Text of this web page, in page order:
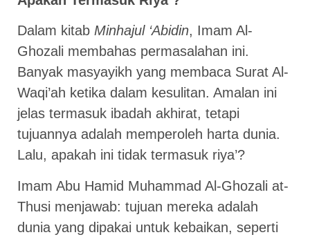
Dalam kitab Minhajul ‘Abidin, Imam Al-
Ghozali membahas permasalahan ini.
Banyak masyayikh yang membaca Surat Al-
Waqi’ah ketika dalam kesulitan. Amalan ini
jelas termasuk ibadah akhirat, tetapi
tujuannya adalah memperoleh harta dunia.
Lalu, apakah ini tidak termasuk riya’?
Imam Abu Hamid Muhammad Al-Ghozali at-
Thusi menjawab: tujuan mereka adalah
dunia yang dipakai untuk kebaikan, seperti